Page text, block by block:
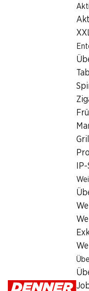
Filialsuche
Denner Filiale Rue
1964
Rue des Rottes
Zur